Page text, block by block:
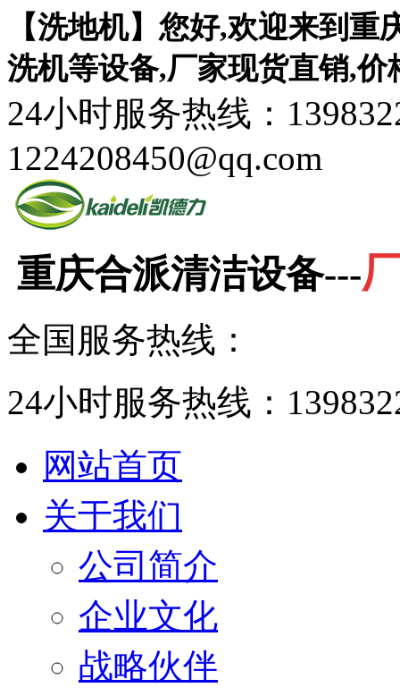
【洗地机】您好,欢迎来到
洗机等设备,厂家现货直销,
24小时服务热线：
1224208450@qq.com
重庆合派清洁设备---
全国服务热线：
24小时服务热线：
网站首页
关于我们
公司简介
企业文化
战略伙伴